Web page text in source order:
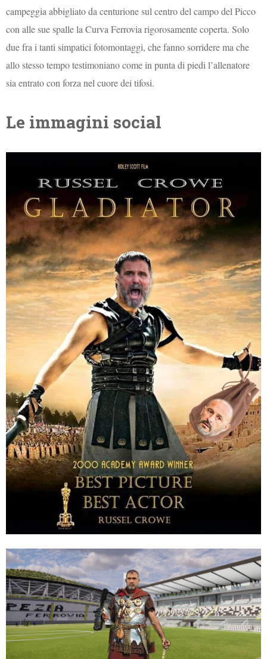
campeggia abbigliato da centurione sul centro del campo del Picco
con alle sue spalle la Curva Ferrovia rigorosamente coperta. Solo
due fra i tanti simpatici fotomontaggi, che fanno sorridere ma che
allo stesso tempo testimoniano come in punta di piedi l’allenatore
sia entrato con forza nel cuore dei tifosi.
Le immagini social